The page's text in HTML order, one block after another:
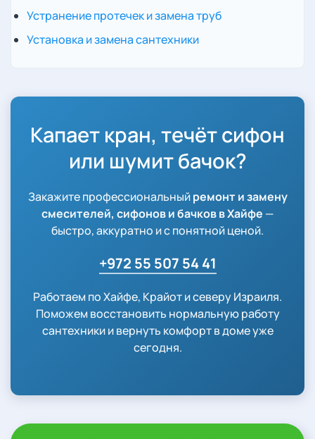
Устранение протечек и замена труб
Установка и замена сантехники
Капает кран, течёт сифон
или шумит бачок?
Закажите профессиональныйремонт и замену
смесителей, сифонов и бачков в Хайфе —
быстро, аккуратно и с понятной ценой.
+972 55 507 54 41
Работаем по Хайфе, Крайот и северу Израиля.
Поможем восстановить нормальную работу
сантехники и вернуть комфорт в доме уже
сегодня.